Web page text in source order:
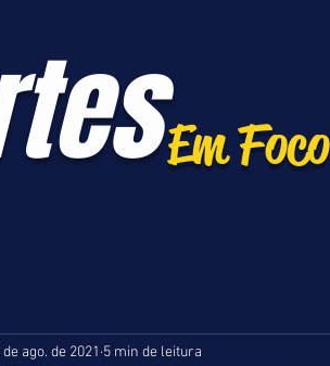
Em Foco
de ago. de 2021 5 min de leitura